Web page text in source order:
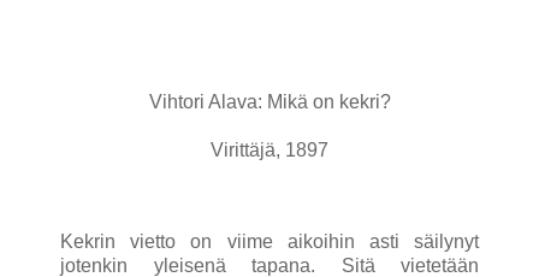
Vihtori Alava: Mikä on kekri?
Virittäjä, 1897
Kekrin vietto on viime aikoihin asti säilynyt
jotenkin yleisenä tapana. Sitä vietetään